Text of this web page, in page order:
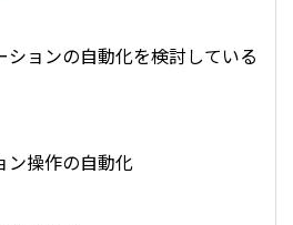
ョンの自動化を検討している
ン操作の自動化